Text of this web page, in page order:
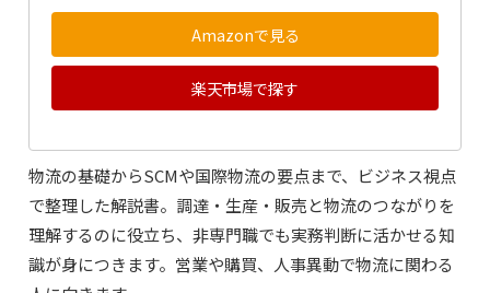
Amazonで見る
楽天市場で探す
物流の基礎からSCMや国際物流の要点まで、ビジネス視点
で整理した解説書。調達・生産・販売と物流のつながりを
理解するのに役立ち、非専門職でも実務判断に活かせる知
識が身につきます。営業や購買、人事異動で物流に関わる